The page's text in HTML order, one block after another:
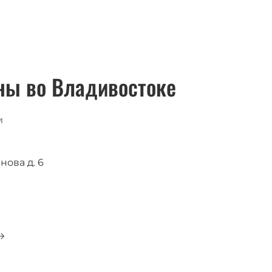
во Владивостоке
д. 6